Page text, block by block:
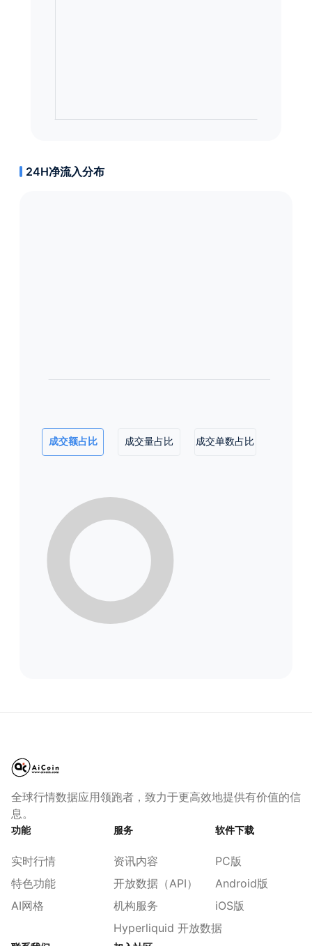
24H净流入分布
成交额占比 成交量占比 成交单数占比
全球行情数据应用领跑者，致力于更高效地提供有价值的信
息。
功能
实时行情
特色功能
AI网格
服务
资讯内容
开放数据（API）
机构服务
Hyperliquid 开放数据
软件下载
PC版
Android版
iOS版